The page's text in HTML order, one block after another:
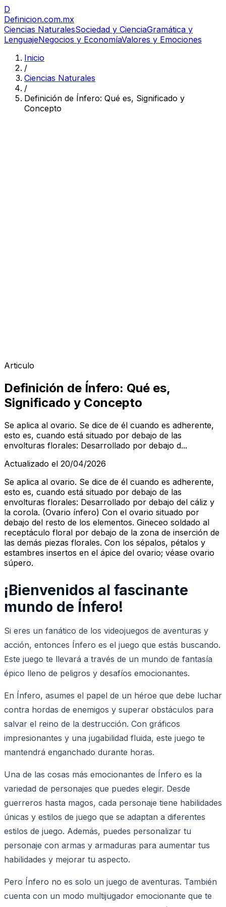
D
Definicion.com.mx
Ciencias NaturalesSociedad y CienciaGramática y
LenguajeNegocios y EconomíaValores y Emociones
Inicio
/
Ciencias Naturales
/
Definición de Ínfero: Qué es, Significado y
Concepto
Articulo
Definición de Ínfero: Qué es,
Significado y Concepto
Se aplica al ovario. Se dice de él cuando es adherente,
esto es, cuando está situado por debajo de las
envolturas florales: Desarrollado por debajo d...
Actualizado el 20/04/2026
Se aplica al ovario. Se dice de él cuando es adherente,
esto es, cuando está situado por debajo de las
envolturas florales: Desarrollado por debajo del cáliz y
la corola. (Ovario ínfero) Con el ovario situado por
debajo del resto de los elementos. Gineceo soldado al
receptáculo floral por debajo de la zona de inserción de
las demás piezas florales. Con los sépalos, pétalos y
estambres insertos en el ápice del ovario; véase ovario
súpero.
¡Bienvenidos al fascinante
mundo de Ínfero!
Si eres un fanático de los videojuegos de aventuras y
acción, entonces Ínfero es el juego que estás buscando.
Este juego te llevará a través de un mundo de fantasía
épico lleno de peligros y desafíos emocionantes.
En Ínfero, asumes el papel de un héroe que debe luchar
contra hordas de enemigos y superar obstáculos para
salvar el reino de la destrucción. Con gráficos
impresionantes y una jugabilidad fluida, este juego te
mantendrá enganchado durante horas.
Una de las cosas más emocionantes de Ínfero es la
variedad de personajes que puedes elegir. Desde
guerreros hasta magos, cada personaje tiene habilidades
únicas y estilos de juego que se adaptan a diferentes
estilos de juego. Además, puedes personalizar tu
personaje con armas y armaduras para aumentar tus
habilidades y mejorar tu aspecto.
Pero Ínfero no es solo un juego de aventuras. También
cuenta con un modo multijugador emocionante que te